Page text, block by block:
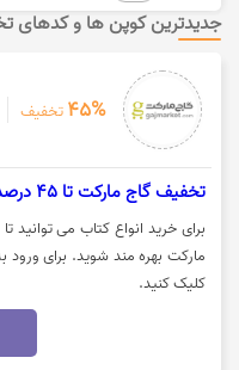
جدیدترین کوپن ها و کدهای
45% تخفیف
تخفیف گاج مارکت تا 45 درصد تخفیف های گاجانه
مارکت بهره مند شوید. برای ورود
کلیک کنید.